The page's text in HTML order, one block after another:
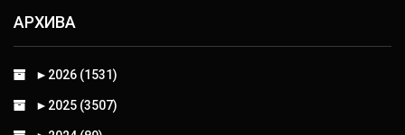
АРХИВА
► 2026 (1531)
► 2025 (3507)